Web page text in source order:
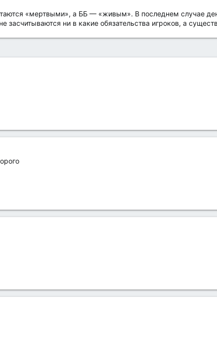
«мертвыми», а ББ — «живым». В последнем случае
засчитываются ни в какие обязательства игроков, а